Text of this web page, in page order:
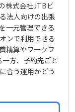
株式会社JTBビ
法人向けの出張
一元管理できる
ンで利用できる
精算やワークフ
方、予約先ごと
合う運用かどう